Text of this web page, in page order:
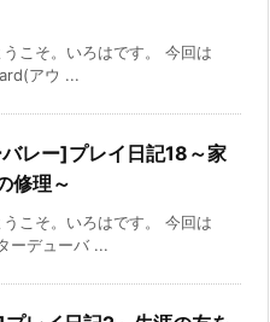
こそ。いろはです。 今回は
アウ ...
レー]プレイ日記18～家
修理～
こそ。いろはです。 今回は
ーデューバ ...